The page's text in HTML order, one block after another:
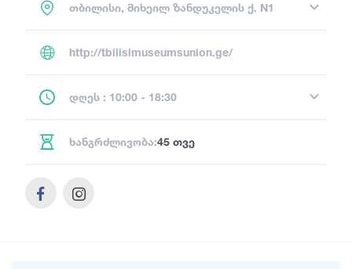
თბილისი, მიხეილ ზანდუკელის ქ. N1
http://tbilisimuseumsunion.ge/
დღეს : 10:00 - 18:30
ხანგრძლივობა:45 თვე